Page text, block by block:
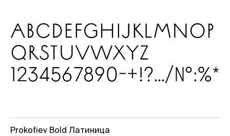
Prokofiev Bold Латиница